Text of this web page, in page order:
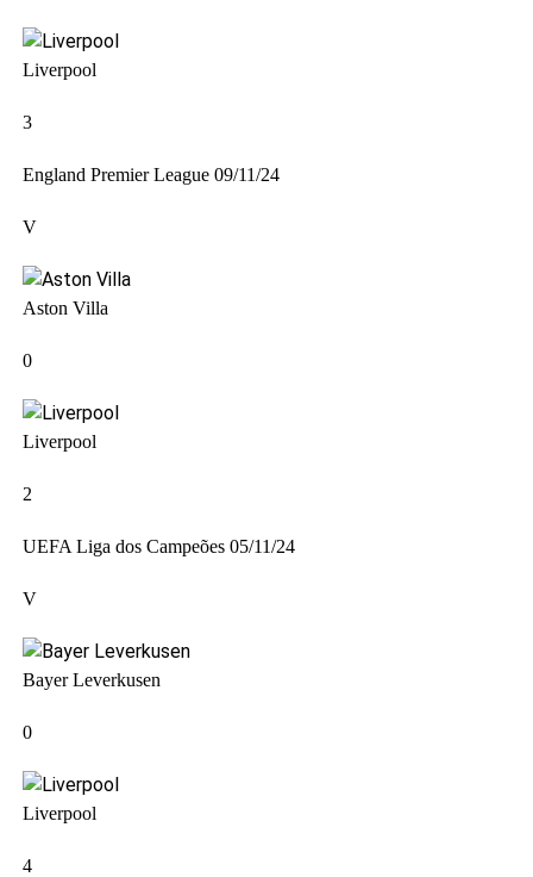
Liverpool
3
England Premier League 09/11/24
V
Aston Villa
0
Liverpool
2
UEFA Liga dos Campeões 05/11/24
V
Bayer Leverkusen
0
Liverpool
4